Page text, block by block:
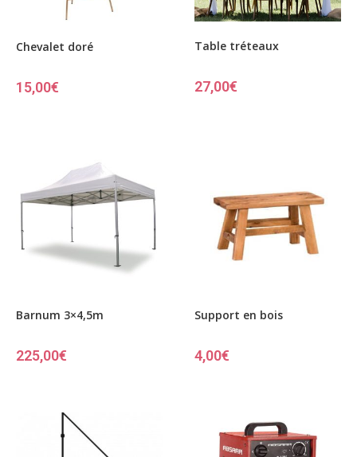
Chevalet doré
15,00€
Table tréteaux
27,00€
Barnum 3×4,5m
225,00€
Support en bois
4,00€